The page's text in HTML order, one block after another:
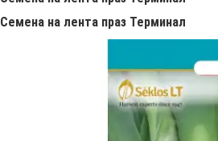
Семена на лента праз Терминал